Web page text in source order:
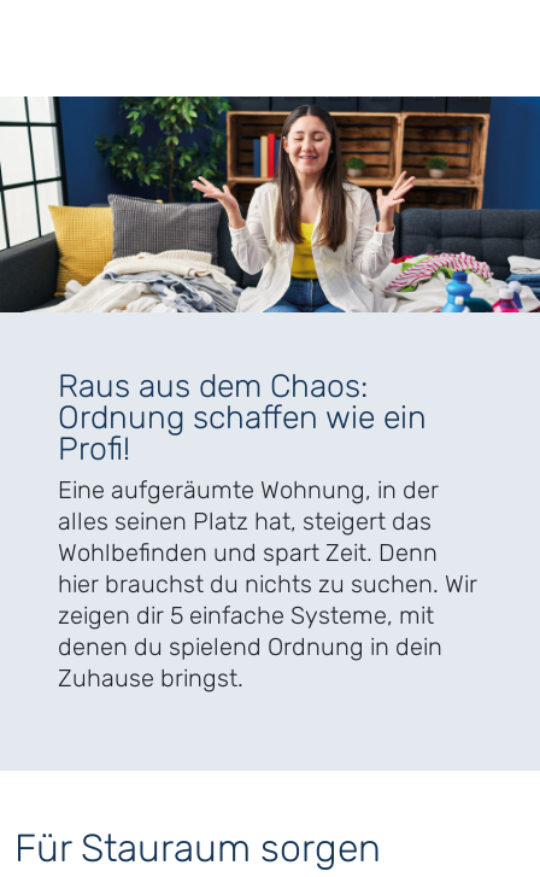
Raus aus dem Chaos:
Ordnung schaffen wie ein
Profi!
Eine aufgeräumte Wohnung, in der
alles seinen Platz hat, steigert das
Wohlbefinden und spart Zeit. Denn
hier brauchst du nichts zu suchen. Wir
zeigen dir 5 einfache Systeme, mit
denen du spielend Ordnung in dein
Zuhause bringst.
Für Stauraum sorgen